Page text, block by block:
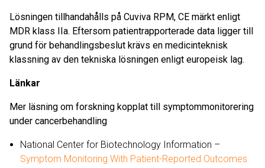
Lösningen tillhandahålls på Cuviva RPM, CE märkt enligt
MDR klass IIa. Eftersom patientrapporterade data ligger till
grund för behandlingsbeslut krävs en medicinteknisk
klassning av den tekniska lösningen enligt europeisk lag.
Länkar
Mer läsning om forskning kopplat till symptommonitorering
under cancerbehandling
National Center for Biotechnology Information –
Symptom Monitoring With Patient-Reported Outcomes